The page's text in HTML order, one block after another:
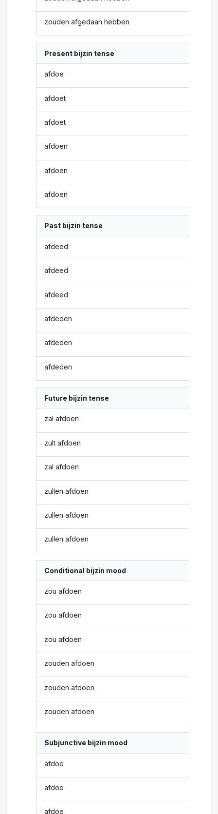
zouden afgedaan hebben
Present bijzin tense
afdoe
afdoet
afdoet
afdoen
afdoen
afdoen
Past bijzin tense
afdeed
afdeed
afdeed
afdeden
afdeden
afdeden
Future bijzin tense
zal afdoen
zult afdoen
zal afdoen
zullen afdoen
zullen afdoen
zullen afdoen
Conditional bijzin mood
zou afdoen
zou afdoen
zou afdoen
zouden afdoen
zouden afdoen
zouden afdoen
Subjunctive bijzin mood
afdoe
afdoe
afdoe